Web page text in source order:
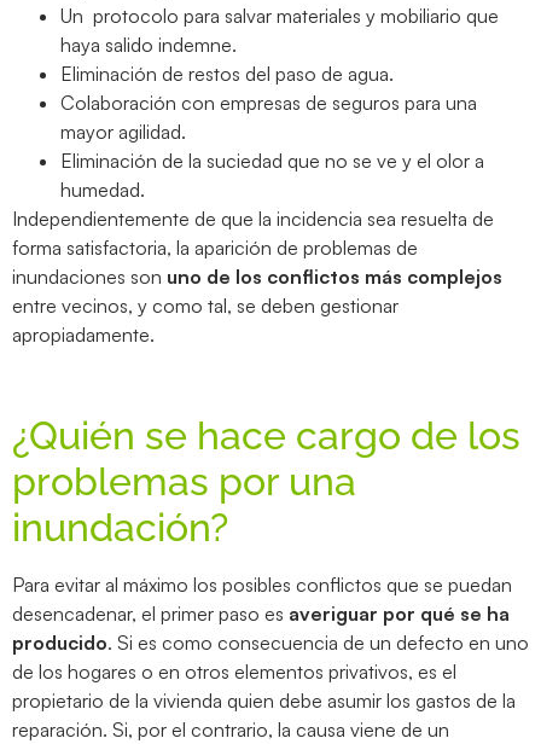
Un protocolo para salvar materiales y mobiliario que
haya salido indemne.
Eliminación de restos del paso de agua.
Colaboración con empresas de seguros para una
mayor agilidad.
Eliminación de la suciedad que no se ve y el olor a
humedad.
Independientemente de que la incidencia sea resuelta de
forma satisfactoria, la aparición de problemas de
inundaciones son uno de los conflictos más complejos
entre vecinos, y como tal, se deben gestionar
apropiadamente.
¿Quién se hace cargo de los
problemas por una
inundación?
Para evitar al máximo los posibles conflictos que se puedan
desencadenar, el primer paso es averiguar por qué se ha
producido. Si es como consecuencia de un defecto en uno
de los hogares o en otros elementos privativos, es el
propietario de la vivienda quien debe asumir los gastos de la
reparación. Si, por el contrario, la causa viene de un